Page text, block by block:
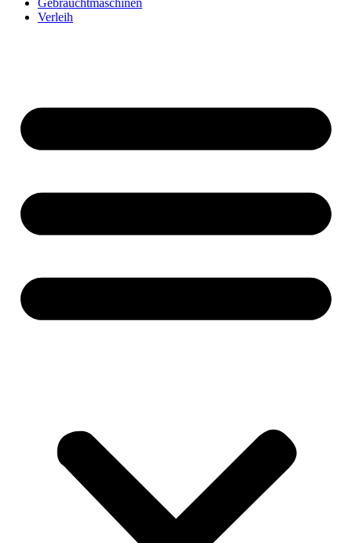
Gebrauchtmaschinen
Verleih